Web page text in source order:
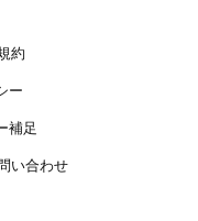
約
ー
補足
い合わせ